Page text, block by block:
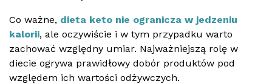
Co ważne, dieta keto nie ogranicza w jedzeniu
kalorii, ale oczywiście i w tym przypadku warto
zachować względny umiar. Najważniejszą rolę w
diecie ogrywa prawidłowy dobór produktów pod
względem ich wartości odżywczych.